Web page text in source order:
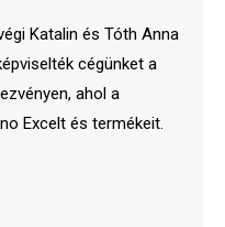
Katalin és Tóth Anna
cégünket a
ahol a
Excelt és termékeit.